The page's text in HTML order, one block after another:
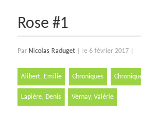
Rose #1
Par Nicolas Raduget le 6 février 2017
Alibert, Emilie Chroniques
Lapière, Denis Vernay, Valérie